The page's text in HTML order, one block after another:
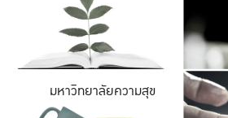
มหาวิทยาลัยความสุข